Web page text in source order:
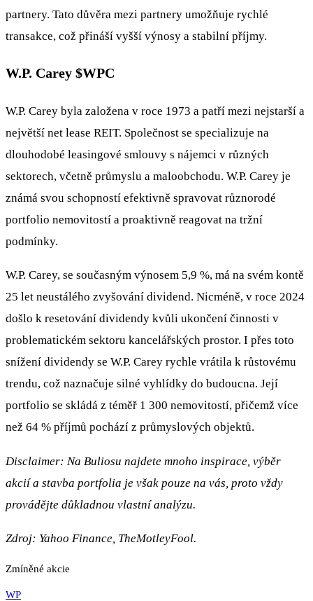
partnery. Tato důvěra mezi partnery umožňuje rychlé
transakce, což přináší vyšší výnosy a stabilní příjmy.
W.P. Carey $WPC
W.P. Carey byla založena v roce 1973 a patří mezi nejstarší a
největší net lease REIT. Společnost se specializuje na
dlouhodobé leasingové smlouvy s nájemci v různých
sektorech, včetně průmyslu a maloobchodu. W.P. Carey je
známá svou schopností efektivně spravovat různorodé
portfolio nemovitostí a proaktivně reagovat na tržní
podmínky.
W.P. Carey, se současným výnosem 5,9 %, má na svém kontě
25 let neustálého zvyšování dividend. Nicméně, v roce 2024
došlo k resetování dividendy kvůli ukončení činnosti v
problematickém sektoru kancelářských prostor. I přes toto
snížení dividendy se W.P. Carey rychle vrátila k růstovému
trendu, což naznačuje silné vyhlídky do budoucna. Její
portfolio se skládá z téměř 1 300 nemovitostí, přičemž více
než 64 % příjmů pochází z průmyslových objektů.
Disclaimer: Na Buliosu najdete mnoho inspirace, výběr
akcií a stavba portfolia je však pouze na vás, proto vždy
provádějte důkladnou vlastní analýzu.
Zdroj: Yahoo Finance, TheMotleyFool.
Zmíněné akcie
WP